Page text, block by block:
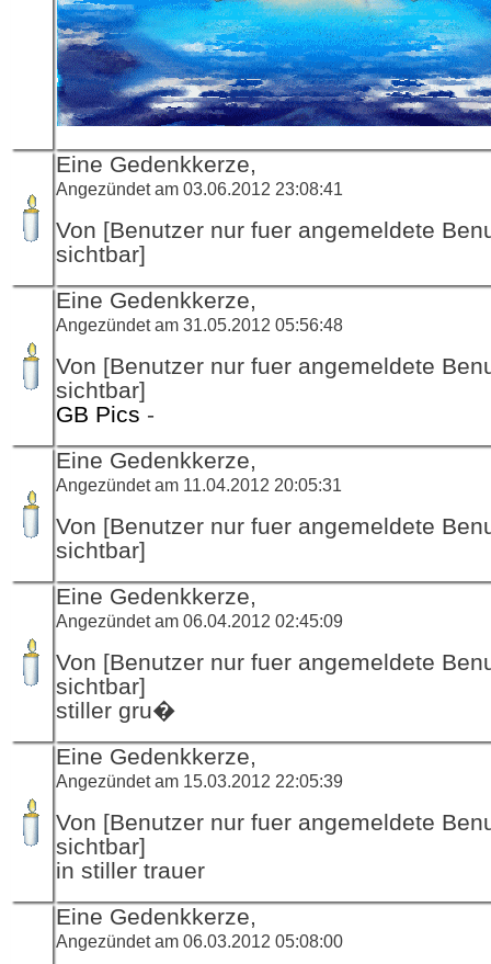
Eine Gedenkkerze,
Angezündet am 03.06.2012 23:08:41
Von [Benutzer nur fuer angemeldete
sichtbar]
Eine Gedenkkerze,
Angezündet am 31.05.2012 05:56:48
Von [Benutzer nur fuer angemeldete
sichtbar]
GB Pics -
Eine Gedenkkerze,
Angezündet am 11.04.2012 20:05:31
Von [Benutzer nur fuer angemeldete
sichtbar]
Eine Gedenkkerze,
Angezündet am 06.04.2012 02:45:09
Von [Benutzer nur fuer angemeldete
sichtbar]
stiller gru�
Eine Gedenkkerze,
Angezündet am 15.03.2012 22:05:39
Von [Benutzer nur fuer angemeldete
sichtbar]
in stiller trauer
Eine Gedenkkerze,
Angezündet am 06.03.2012 05:08:00